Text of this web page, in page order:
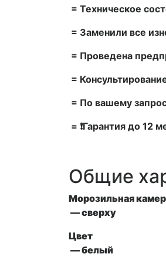
= Техническое
= Заменили все
= Проведена
=
= По вашему
= ❗Гарантия до 12
Общие
Морозильная
— сверху
Цвет
— белый